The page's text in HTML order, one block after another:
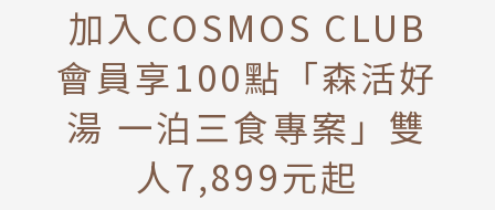
加入COSMOS CLUB
會員享100點「森活好
湯 一泊三食專案」雙
人7,899元起